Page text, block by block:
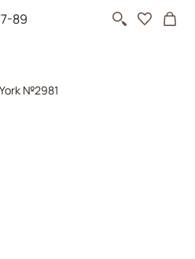
89
York №2981